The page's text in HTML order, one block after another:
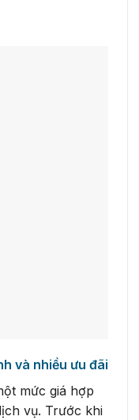
và nhiều ưu đãi
mức giá hợp
vụ. Trước khi